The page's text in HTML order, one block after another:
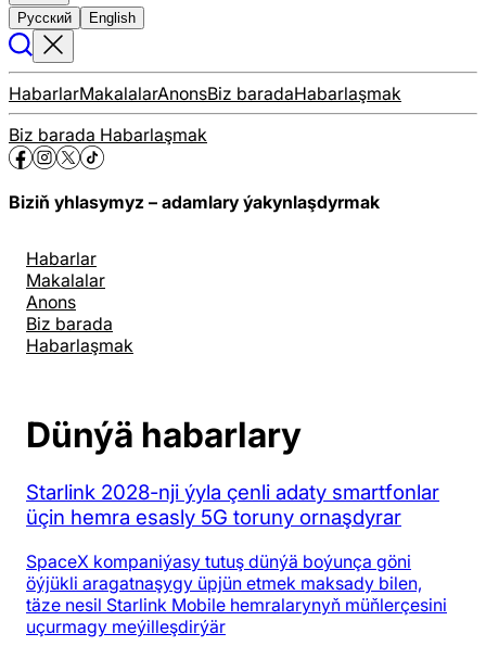
Русский English
HabarlarMakalalarAnonsBiz baradaHabarlaşmak
Biz barada Habarlaşmak
Biziň yhlasymyz – adamlary ýakynlaşdyrmak
Habarlar
Makalalar
Anons
Biz barada
Habarlaşmak
Dünýä habarlary
Starlink 2028-nji ýyla çenli adaty smartfonlar
üçin hemra esasly 5G toruny ornaşdyrar
SpaceX kompaniýasy tutuş dünýä boýunça göni
öýjükli aragatnaşygy üpjün etmek maksady bilen,
täze nesil Starlink Mobile hemralarynyň müňlerçesini
uçurmagy meýilleşdirýär